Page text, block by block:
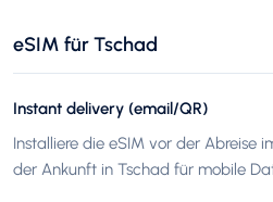
eSIM für Tschad
Instant delivery (email/QR)
Installiere die eSIM vor der Abreise
der Ankunft in Tschad für mobile